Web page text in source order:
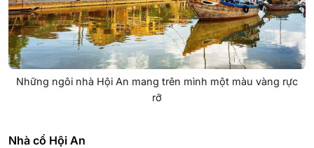
Những ngôi nhà Hội An mang trên mình một màu vàng rực
rỡ
Nhà cổ Hội An